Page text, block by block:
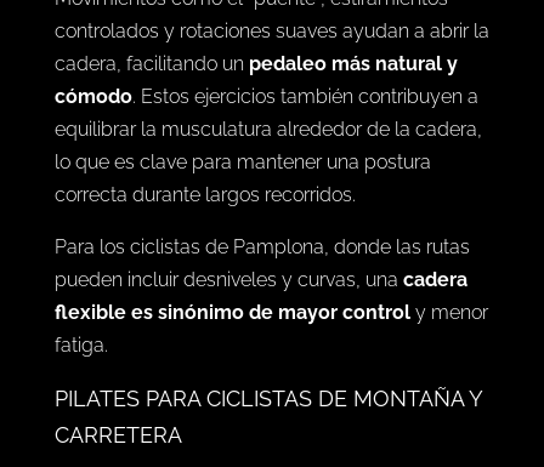
controlados y rotaciones suaves ayudan a abrir la
cadera, facilitando un pedaleo más natural y
cómodo. Estos ejercicios también contribuyen a
equilibrar la musculatura alrededor de la cadera,
lo que es clave para mantener una postura
correcta durante largos recorridos.
Para los ciclistas de Pamplona, donde las rutas
pueden incluir desniveles y curvas, una cadera
flexible es sinónimo de mayor controly menor
fatiga.
PILATES PARA CICLISTAS DE MONTAÑA Y
CARRETERA